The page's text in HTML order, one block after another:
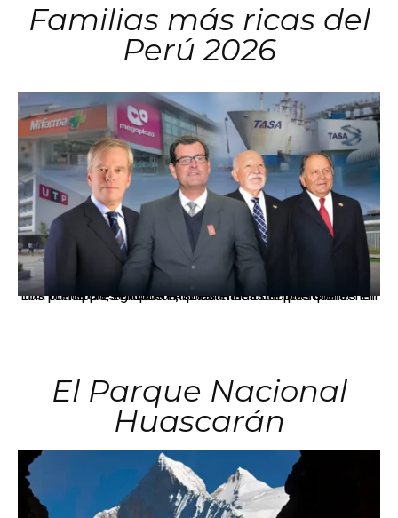
Familias más ricas del
Perú 2026
Los principales grupos empresariales del país mantienen una fuerte presencia en Áncash mediante inversiones en comercio, educación, salud e industria pesquera.
El Parque Nacional
Huascarán